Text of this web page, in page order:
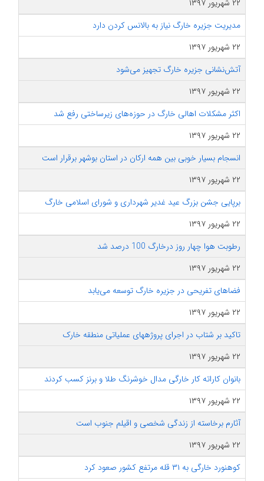
۲۲ شهریور ۱۳۹۷
مدیریت جزیره خارگ نیاز به بالانس کردن دارد
۲۲ شهریور ۱۳۹۷
آتش‌نشانی جزیره خارگ تجهیز می‌شود
۲۲ شهریور ۱۳۹۷
اکثر مشکلات اهالی خارگ در حوزه‌های زیرساختی رفع شد
۲۲ شهریور ۱۳۹۷
انسجام بسیار خوبی بین همه ارکان در استان بوشهر برقرار است
۲۲ شهریور ۱۳۹۷
برپایی جشن بزرگ عید غدیر شهرداری و شورای اسلامی خارگ
۲۲ شهریور ۱۳۹۷
رطوبت هوا چهار روز درخارگ 100 درصد شد
۲۲ شهریور ۱۳۹۷
فضاهای تفریحی در جزیره خارگ توسعه می‌یابد
۲۲ شهریور ۱۳۹۷
تاکید بر شتاب در اجرای پروژه‎های عملیاتی منطقه خارک
۲۲ شهریور ۱۳۹۷
بانوان کاراته کار خارگی مدال خوشرنگ طلا و برنز کسب کردند
۲۲ شهریور ۱۳۹۷
آثارم برخاسته از زندگی شخصی و اقیلم جنوب است
۲۲ شهریور ۱۳۹۷
کوهنورد خارگی به ۳۱ قله مرتفع کشور صعود کرد